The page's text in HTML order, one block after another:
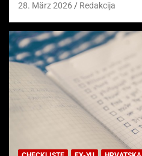
28. März 2026 Redakcija